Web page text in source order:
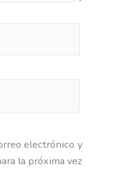
electrónico y
la próxima vez